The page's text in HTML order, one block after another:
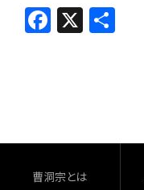
F
a
o
o
X 共
曹洞宗とは